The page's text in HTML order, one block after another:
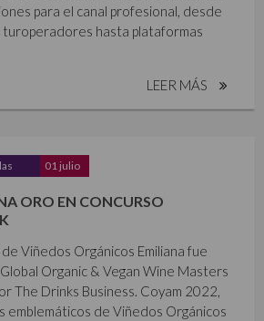
para el canal profesional, desde
turoperadores hasta plataformas
LEER MÁS
01 julio
ORO EN CONCURSO
Viñedos Orgánicos Emiliana fue
Organic & Vegan Wine Masters
The Drinks Business. Coyam 2022,
emblemáticos de Viñedos Orgánicos